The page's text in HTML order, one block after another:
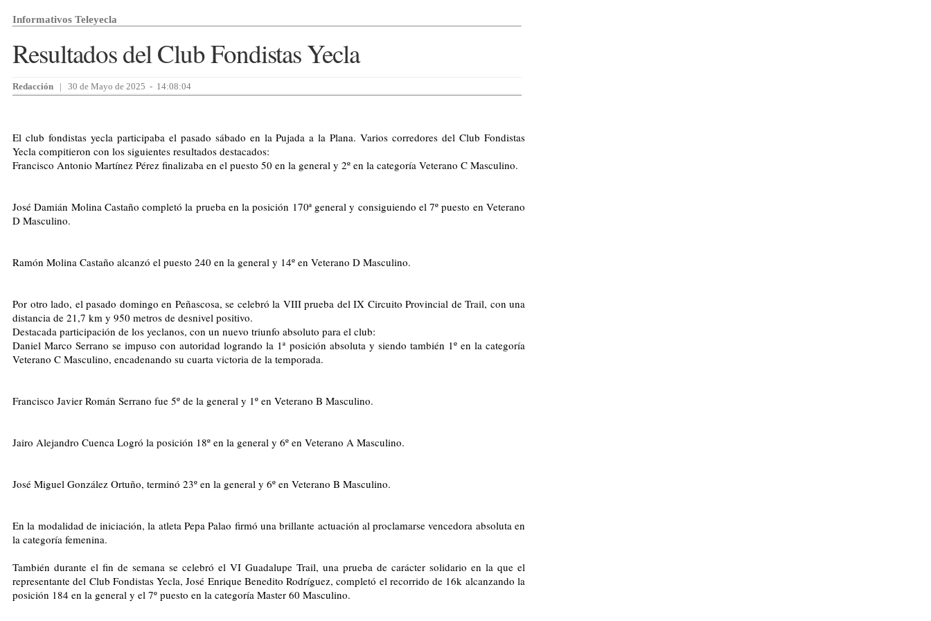
Informativos Teleyecla
Resultados del Club Fondistas Yecla
Redacción | 30 de Mayo de 2025 - 14:08:04
El club fondistas yecla participaba el pasado sábado en la Pujada a la Plana. Varios corredores del Club Fondistas
Yecla compitieron con los siguientes resultados destacados:
Francisco Antonio Martínez Pérez finalizaba en el puesto 50 en la general y 2º en la categoría Veterano C Masculino.
José Damián Molina Castaño completó la prueba en la posición 170ª general y consiguiendo el 7º puesto en Veterano
D Masculino.
Ramón Molina Castaño alcanzó el puesto 240 en la general y 14º en Veterano D Masculino.
Por otro lado, el pasado domingo en Peñascosa, se celebró la VIII prueba del IX Circuito Provincial de Trail, con una
distancia de 21,7 km y 950 metros de desnivel positivo.
Destacada participación de los yeclanos, con un nuevo triunfo absoluto para el club:
Daniel Marco Serrano se impuso con autoridad logrando la 1ª posición absoluta y siendo también 1º en la categoría
Veterano C Masculino, encadenando su cuarta victoria de la temporada.
Francisco Javier Román Serrano fue 5º de la general y 1º en Veterano B Masculino.
Jairo Alejandro Cuenca Logró la posición 18º en la general y 6º en Veterano A Masculino.
José Miguel González Ortuño, terminó 23º en la general y 6º en Veterano B Masculino.
En la modalidad de iniciación, la atleta Pepa Palao firmó una brillante actuación al proclamarse vencedora absoluta en
la categoría femenina.
También durante el fin de semana se celebró el VI Guadalupe Trail, una prueba de carácter solidario en la que el
representante del Club Fondistas Yecla, José Enrique Benedito Rodríguez, completó el recorrido de 16k alcanzando la
posición 184 en la general y el 7º puesto en la categoría Master 60 Masculino.